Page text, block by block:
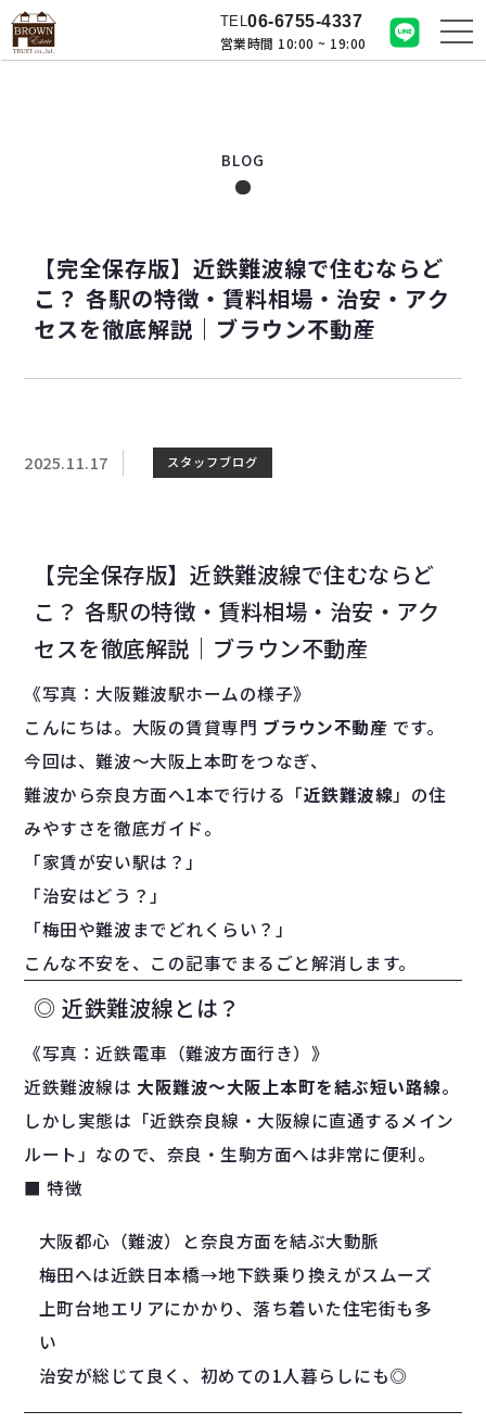
TEL06-6755-4337
営業時間 10:00 ~ 19:00
【完全保存版】近鉄難波線で住むならど
こ？ 各駅の特徴・賃料相場・治安・アク
セスを徹底解説｜ブラウン不動産
BLOG
2025.11.17 スタッフブログ
【完全保存版】近鉄難波線で住むならど
こ？ 各駅の特徴・賃料相場・治安・アク
セスを徹底解説｜ブラウン不動産
《写真：大阪難波駅ホームの様子》
こんにちは。大阪の賃貸専門 ブラウン不動産 です。
今回は、難波〜大阪上本町をつなぎ、
難波から奈良方面へ1本で行ける「近鉄難波線」の住
みやすさを徹底ガイド。
「家賃が安い駅は？」
「治安はどう？」
「梅田や難波までどれくらい？」
こんな不安を、この記事でまるごと解消します。
◎ 近鉄難波線とは？
《写真：近鉄電車（難波方面行き）》
近鉄難波線は 大阪難波〜大阪上本町を結ぶ短い路線。
しかし実態は「近鉄奈良線・大阪線に直通するメイン
ルート」なので、奈良・生駒方面へは非常に便利。
■ 特徴
大阪都心（難波）と奈良方面を結ぶ大動脈
梅田へは近鉄日本橋→地下鉄乗り換えがスムーズ
上町台地エリアにかかり、落ち着いた住宅街も多
い
治安が総じて良く、初めての1人暮らしにも◎